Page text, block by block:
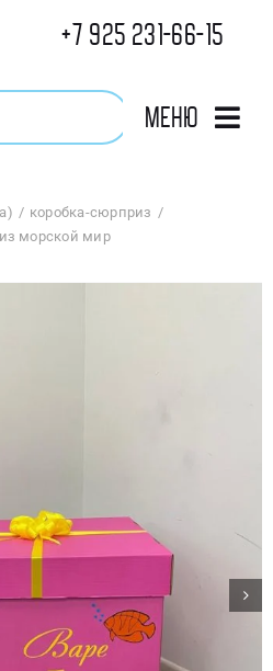
+7 925 231-66-15
Меню
коробка-сюрприз
морской мир